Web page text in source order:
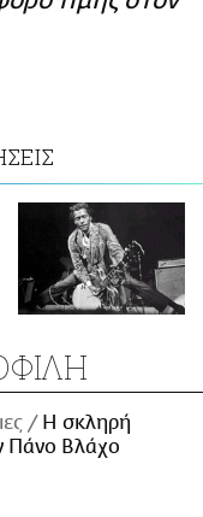
H σκληρή
Πάνο Βλάχο